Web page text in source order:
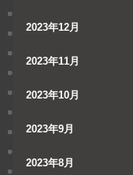
2023年12月
2023年11月
2023年10月
2023年9月
2023年8月